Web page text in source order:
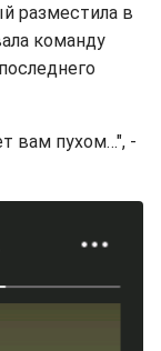
разместила в
команду
вам пухом…", -